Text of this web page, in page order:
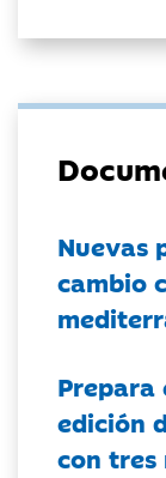
Nuevas
cambio
edición
con tres